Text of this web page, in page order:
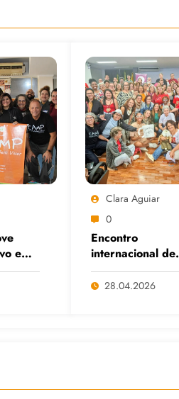
em
Clara Aguiar
0
Encontro
internacional de
Cafés com Paulo
Freire reafirma
28.04.2026